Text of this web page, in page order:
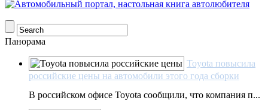
Панорама
Toyota повысила
российские цены на автомобили этого года сборки
В российском офисе Toyota сообщили, что компания п...